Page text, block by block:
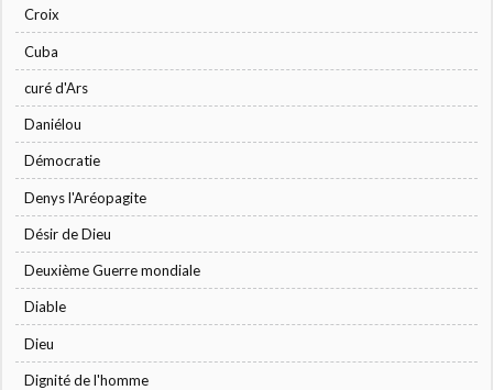
Croix
Cuba
curé d'Ars
Daniélou
Démocratie
Denys l'Aréopagite
Désir de Dieu
Deuxième Guerre mondiale
Diable
Dieu
Dignité de l'homme